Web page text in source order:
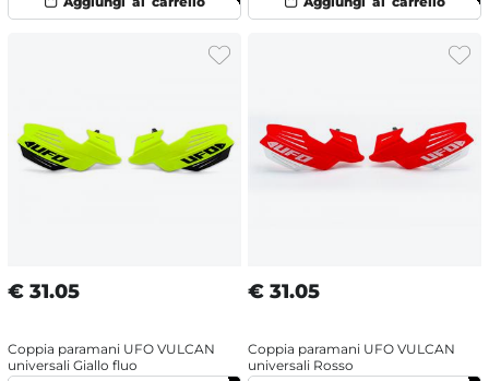
€ 31.05
Coppia paramani UFO VULCAN
universali Giallo fluo
€ 31.05
Coppia paramani UFO VULCAN
universali Rosso